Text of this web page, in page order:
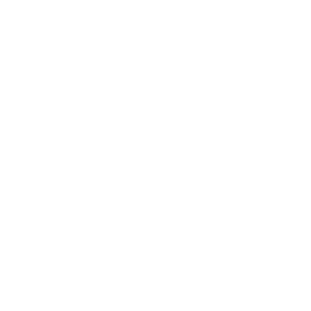
lub funkcjonowanie
zachowują się